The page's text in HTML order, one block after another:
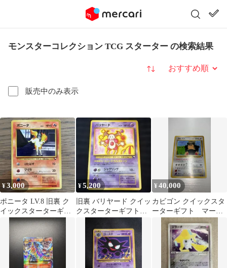
モンスターコレクション TCG スターター の検索結果
販売中のみ表示
並び替え
¥3,000
ポニータ LV.8 旧裏 ク
イックスターターギフ
ト マーク無し
¥5,200
旧裏 バリヤード クイッ
クスターターギフト
¥40,000
カビゴン クイックスタ
ーターギフト マーク
なし